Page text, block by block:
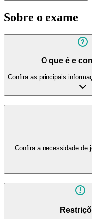
Sobre o exame
O que é e
Confira as principais
Confira a necessidade de